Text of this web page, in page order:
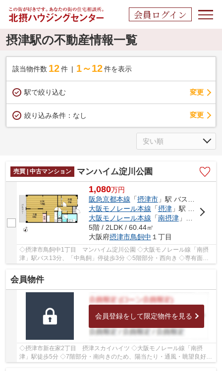
会員ログイン
摂津駅の不動産情報一覧
該当物件数 12件 1～12 件を表示
駅で絞り込む 変更
絞り込み条件： なし 変更
売買 | 中古マンション マンハイム淀川公園
1,080万円
阪急京都本線 「摂津市」駅 バス13分 「中鳥飼」 停歩3分
大阪モノレール本線 「摂津」駅 バス16分 「中鳥飼」 停歩3分
大阪モノレール本線 「南摂津」駅 バス9分 「中鳥飼」 停歩3分
5階 / 2LDK / 60.44㎡
大阪府摂津市鳥飼中 １丁目
◇摂津市鳥飼中1丁目 マンハイム淀川公園 ◇大阪モノレール線「南摂
津」駅バス13分、「中鳥飼」停徒歩3分 ◇5階部分・西向き ◇専有面積
会員物件
会員登録をして限定物件を見る
◇摂津市新在家2丁目 摂津スカイハイツ ◇大阪モノレール線「南摂
津」駅徒歩5分 ◇7階部分・南向きのため、陽当たり・通風・眺望良好♪
◇専有面積81.86㎡の3LDK ◇2026年4月室内リフォーム...